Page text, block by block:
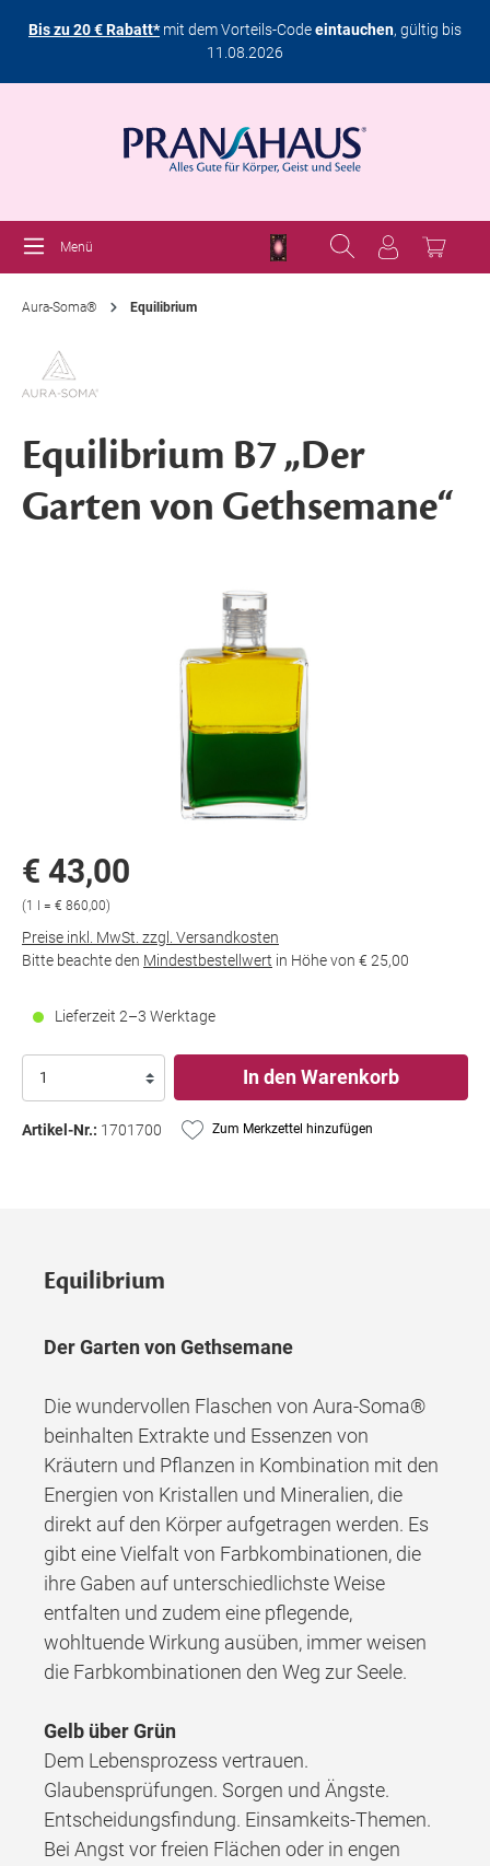
Bis zu 20 € Rabatt*mit dem Vorteils-Codeeintauchen, gültig bis
11.08.2026
Menü
Aura-Soma® Equilibrium
Equilibrium B7 „Der
Garten von Gethsemane“
€ 43,00
(1 l = € 860,00)
Preise inkl. MwSt. zzgl. Versandkosten
Bitte beachte den Mindestbestellwert in Höhe von € 25,00
Lieferzeit 2–3 Werktage
In den Warenkorb
Artikel-Nr.: 1701700 Zum Merkzettel hinzufügen
Equilibrium
Der Garten von Gethsemane
Die wundervollen Flaschen von Aura-Soma®
beinhalten Extrakte und Essenzen von
Kräutern und Pflanzen in Kombination mit den
Energien von Kristallen und Mineralien, die
direkt auf den Körper aufgetragen werden. Es
gibt eine Vielfalt von Farbkombinationen, die
ihre Gaben auf unterschiedlichste Weise
entfalten und zudem eine pflegende,
wohltuende Wirkung ausüben, immer weisen
die Farbkombinationen den Weg zur Seele.
Gelb über Grün
Dem Lebensprozess vertrauen.
Glaubensprüfungen. Sorgen und Ängste.
Entscheidungsfindung. Einsamkeits-Themen.
Bei Angst vor freien Flächen oder in engen